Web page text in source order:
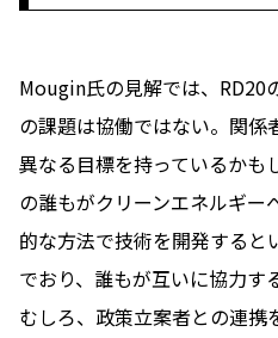
Mougin氏の見解では、RD20
の課題は協働ではない。関係
異なる目標を持っているかも
の誰もがクリーンエネルギー
的な方法で技術を開発すると
でおり、誰もが互いに協力す
むしろ、政策立案者との連携